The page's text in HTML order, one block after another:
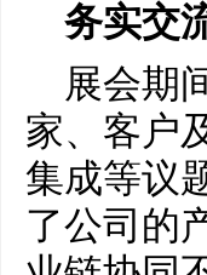
务实交
展会期
家、客户
集成等议
了公司的